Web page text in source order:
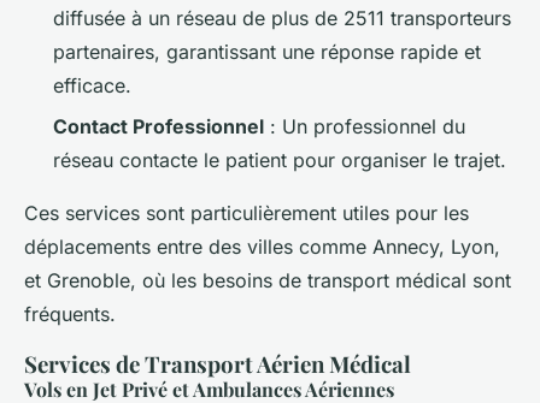
diffusée à un réseau de plus de 2511 transporteurs
partenaires, garantissant une réponse rapide et
efficace.
Contact Professionnel : Un professionnel du
réseau contacte le patient pour organiser le trajet.
Ces services sont particulièrement utiles pour les
déplacements entre des villes comme Annecy, Lyon,
et Grenoble, où les besoins de transport médical sont
fréquents.
Services de Transport Aérien Médical
Vols en Jet Privé et Ambulances Aériennes